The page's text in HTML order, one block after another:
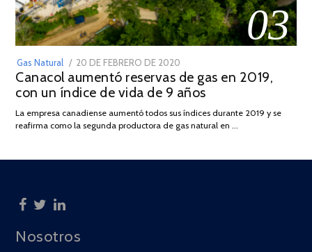
03
Gas Natural
POSTED
ON
20 DE FEBRERO DE 2020
DE
JULIO
2025
Canacol aumentó reservas de gas en 2019,
con un índice de vida de 9 años
La empresa canadiense aumentó todos sus índices durante 2019 y se
reafirma como la segunda productora de gas natural en …
Nosotros